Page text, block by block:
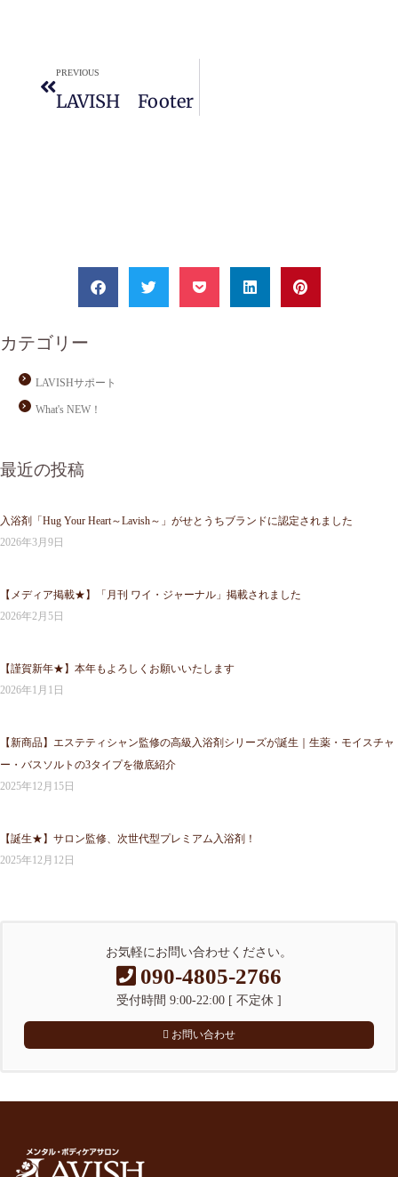
PREVIOUS
LAVISH Footer
カテゴリー
LAVISHサポート
What's NEW！
最近の投稿
入浴剤「Hug Your Heart～Lavish～」がせとうちブランドに認定されました
2026年3月9日
【メディア掲載★】「月刊 ワイ・ジャーナル」掲載されました
2026年2月5日
【謹賀新年★】本年もよろしくお願いいたします
2026年1月1日
【新商品】エステティシャン監修の高級入浴剤シリーズが誕生｜生薬・モイスチャ
ー・バスソルトの3タイプを徹底紹介
2025年12月15日
【誕生★】サロン監修、次世代型プレミアム入浴剤！
2025年12月12日
お気軽にお問い合わせください。
090-4805-2766
受付時間 9:00-22:00 [ 不定休 ]
お問い合わせ